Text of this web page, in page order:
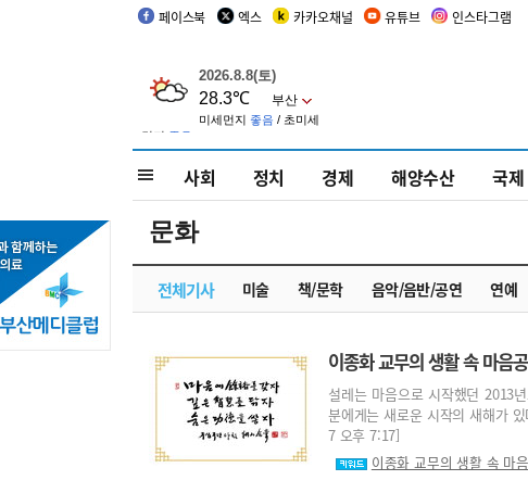
페이스북 엑스 카카오채널 유튜브 인스타그램
사회 정치 경제 해양수산 국제
전체기사 미술 책/문학 음악/음반/공연 연예
문화
이종화 교무의 생활 속 마음
설레는 마음으로 시작했던 2013
분에게는 새로운 시작의 새해가
7 오후 7:17]
이종화 교무의 생활 속 마